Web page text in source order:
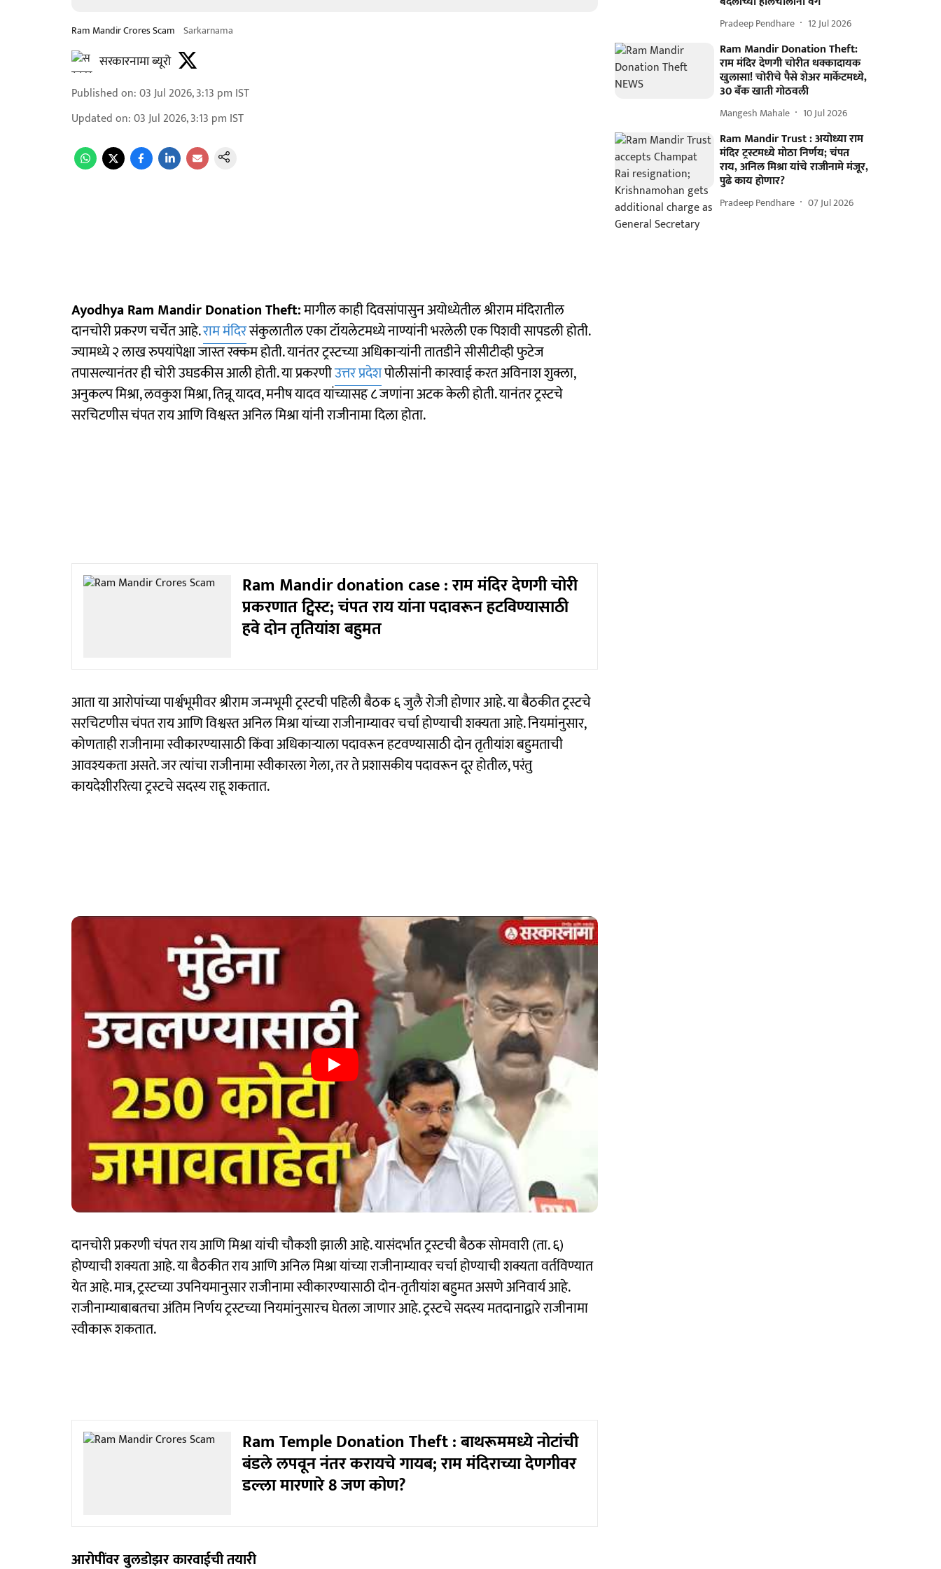
Ram Mandir Crores Scam Sarkarnama
सरकारनामा ब्यूरो
Published on:03 Jul 2026, 3:13 pm IST
Updated on:03 Jul 2026, 3:13 pm IST
Ayodhya Ram Mandir Donation Theft:मागील काही दिवसांपासुन अयोध्येतील श्रीराम मंदिरातील
दानचोरी प्रकरण चर्चेत आहे.राम मंदिरसंकुलातील एका टॉयलेटमध्ये नाण्यांनी भरलेली एक पिशवी सापडली होती.
ज्यामध्ये २ लाख रुपयांपेक्षा जास्त रक्कम होती. यानंतर ट्रस्टच्या अधिकाऱ्यांनी तातडीने सीसीटीव्ही फुटेज
तपासल्यानंतर ही चोरी उघडकीस आली होती. या प्रकरणीउत्तर प्रदेशपोलीसांनी कारवाई करत अविनाश शुक्ला,
अनुकल्प मिश्रा, लवकुश मिश्रा, तिन्नू यादव, मनीष यादव यांच्यासह ८ जणांना अटक केली होती. यानंतर ट्रस्टचे
सरचिटणीस चंपत राय आणि विश्वस्त अनिल मिश्रा यांनी राजीनामा दिला होता.
Ram Mandir donation case : राम मंदिर देणगी चोरी
प्रकरणात ट्विस्ट; चंपत राय यांना पदावरून हटविण्यासाठी
हवे दोन तृतियांश बहुमत
आता या आरोपांच्या पार्श्वभूमीवर श्रीराम जन्मभूमी ट्रस्टची पहिली बैठक ६ जुलै रोजी होणार आहे. या बैठकीत ट्रस्टचे
सरचिटणीस चंपत राय आणि विश्वस्त अनिल मिश्रा यांच्या राजीनाम्यावर चर्चा होण्याची शक्यता आहे. नियमांनुसार,
कोणताही राजीनामा स्वीकारण्यासाठी किंवा अधिकाऱ्याला पदावरून हटवण्यासाठी दोन तृतीयांश बहुमताची
आवश्यकता असते. जर त्यांचा राजीनामा स्वीकारला गेला, तर ते प्रशासकीय पदावरून दूर होतील, परंतु
कायदेशीररित्या ट्रस्टचे सदस्य राहू शकतात.
दानचोरी प्रकरणी चंपत राय आणि मिश्रा यांची चौकशी झाली आहे. यासंदर्भात ट्रस्टची बैठक सोमवारी (ता. ६)
होण्याची शक्यता आहे. या बैठकीत राय आणि अनिल मिश्रा यांच्या राजीनाम्यावर चर्चा होण्याची शक्यता वर्तविण्यात
येत आहे. मात्र, ट्रस्टच्या उपनियमानुसार राजीनामा स्वीकारण्यासाठी दोन-तृतीयांश बहुमत असणे अनिवार्य आहे.
राजीनाम्याबाबतचा अंतिम निर्णय ट्रस्टच्या नियमांनुसारच घेतला जाणार आहे. ट्रस्टचे सदस्य मतदानाद्वारे राजीनामा
स्वीकारू शकतात.
Ram Temple Donation Theft : बाथरूममध्ये नोटांची
बंडले लपवून नंतर करायचे गायब; राम मंदिराच्या देणगीवर
डल्ला मारणारे 8 जण कोण?
आरोपींवर बुलडोझर कारवाईची तयारी
Pradeep Pendhare 12 Jul 2026
Ram Mandir Donation Theft:
राम मंदिर देणगी चोरीत धक्कादायक
खुलासा! चोरीचे पैसे शेअर मार्केटमध्ये,
30 बँक खाती गोठवली
Mangesh Mahale 10 Jul 2026
Ram Mandir Trust : अयोध्या राम
मंदिर ट्रस्टमध्ये मोठा निर्णय; चंपत
राय, अनिल मिश्रा यांचे राजीनामे मंजूर,
पुढे काय होणार?
Pradeep Pendhare 07 Jul 2026